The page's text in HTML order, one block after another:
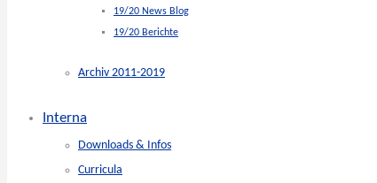
19/20 News Blog
19/20 Berichte
Archiv 2011-2019
Interna
Downloads & Infos
Curricula